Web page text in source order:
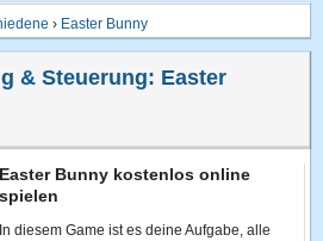
› Easter Bunny
& Steuerung: Easter
Easter Bunny kostenlos online
spielen
In diesem Game ist es deine Aufgabe, alle